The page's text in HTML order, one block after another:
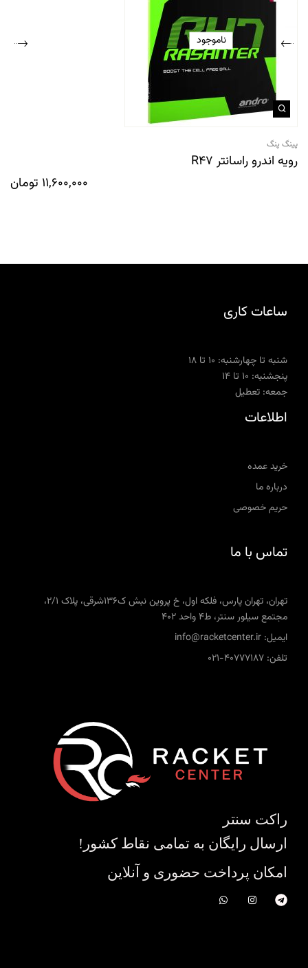
ناموجود
پینگ پنگ
رویه اندرو راسانتر R47
11,600,000 تومان
ساعات کاری
شنبه تا چهارشنبه: ۱۰ تا ۱۸
پنجشنبه: ۱۰ تا ۱۴
جمعه: تعطیل
اطلاعات
خرید عمده
درباره ما
حریم خصوصی
تماس با ما
تهران، تهران پارس، فلکه اول، خ پروین نبش ک136شرقی، پلاک 2/1،
مجتمع سیلور سنتر، ط4 واحد 402
ایمیل: info@racketcenter.ir
تلفن: 40777187-021
راکت سنتر
ارسال رایگان به تمامی نقاط کشور!
امکان پرداخت حضوری و آنلاین